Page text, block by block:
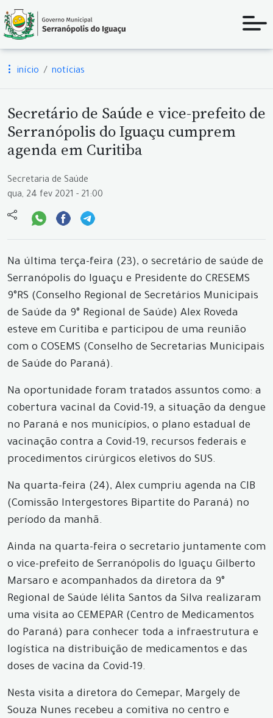
início notícias
Secretário de Saúde e vice-prefeito de
Serranópolis do Iguaçu cumprem
agenda em Curitiba
Secretaria de Saúde
qua, 24 fev 2021 - 21:00
Na última terça-feira (23), o secretário de saúde de
Serranópolis do Iguaçu e Presidente do CRESEMS
9°RS (Conselho Regional de Secretários Municipais
de Saúde da 9° Regional de Saúde) Alex Roveda
esteve em Curitiba e participou de uma reunião
com o COSEMS (Conselho de Secretarias Municipais
de Saúde do Paraná).
Na oportunidade foram tratados assuntos como: a
cobertura vacinal da Covid-19, a situação da dengue
no Paraná e nos municípios, o plano estadual de
vacinação contra a Covid-19, recursos federais e
procedimentos cirúrgicos eletivos do SUS.
Na quarta-feira (24), Alex cumpriu agenda na CIB
(Comissão Intergestores Bipartite do Paraná) no
período da manhã.
Ainda na quarta-feira o secretario juntamente com
o vice-prefeito de Serranópolis do Iguaçu Gilberto
Marsaro e acompanhados da diretora da 9°
Regional de Saúde Iélita Santos da Silva realizaram
uma visita ao CEMEPAR (Centro de Medicamentos
do Paraná) para conhecer toda a infraestrutura e
logística na distribuição de medicamentos e das
doses de vacina da Covid-19.
Nesta visita a diretora do Cemepar, Margely de
Souza Nunes recebeu a comitiva no centro e